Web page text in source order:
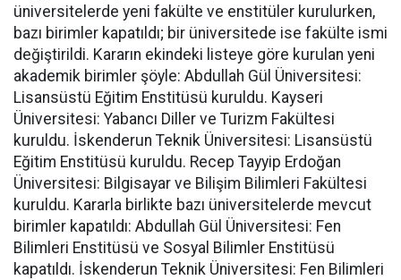
üniversitelerde yeni fakülte ve enstitüler kurulurken,
bazı birimler kapatıldı; bir üniversitede ise fakülte ismi
değiştirildi. Kararın ekindeki listeye göre kurulan yeni
akademik birimler şöyle: Abdullah Gül Üniversitesi:
Lisansüstü Eğitim Enstitüsü kuruldu. Kayseri
Üniversitesi: Yabancı Diller ve Turizm Fakültesi
kuruldu. İskenderun Teknik Üniversitesi: Lisansüstü
Eğitim Enstitüsü kuruldu. Recep Tayyip Erdoğan
Üniversitesi: Bilgisayar ve Bilişim Bilimleri Fakültesi
kuruldu. Kararla birlikte bazı üniversitelerde mevcut
birimler kapatıldı: Abdullah Gül Üniversitesi: Fen
Bilimleri Enstitüsü ve Sosyal Bilimler Enstitüsü
kapatıldı. İskenderun Teknik Üniversitesi: Fen Bilimleri